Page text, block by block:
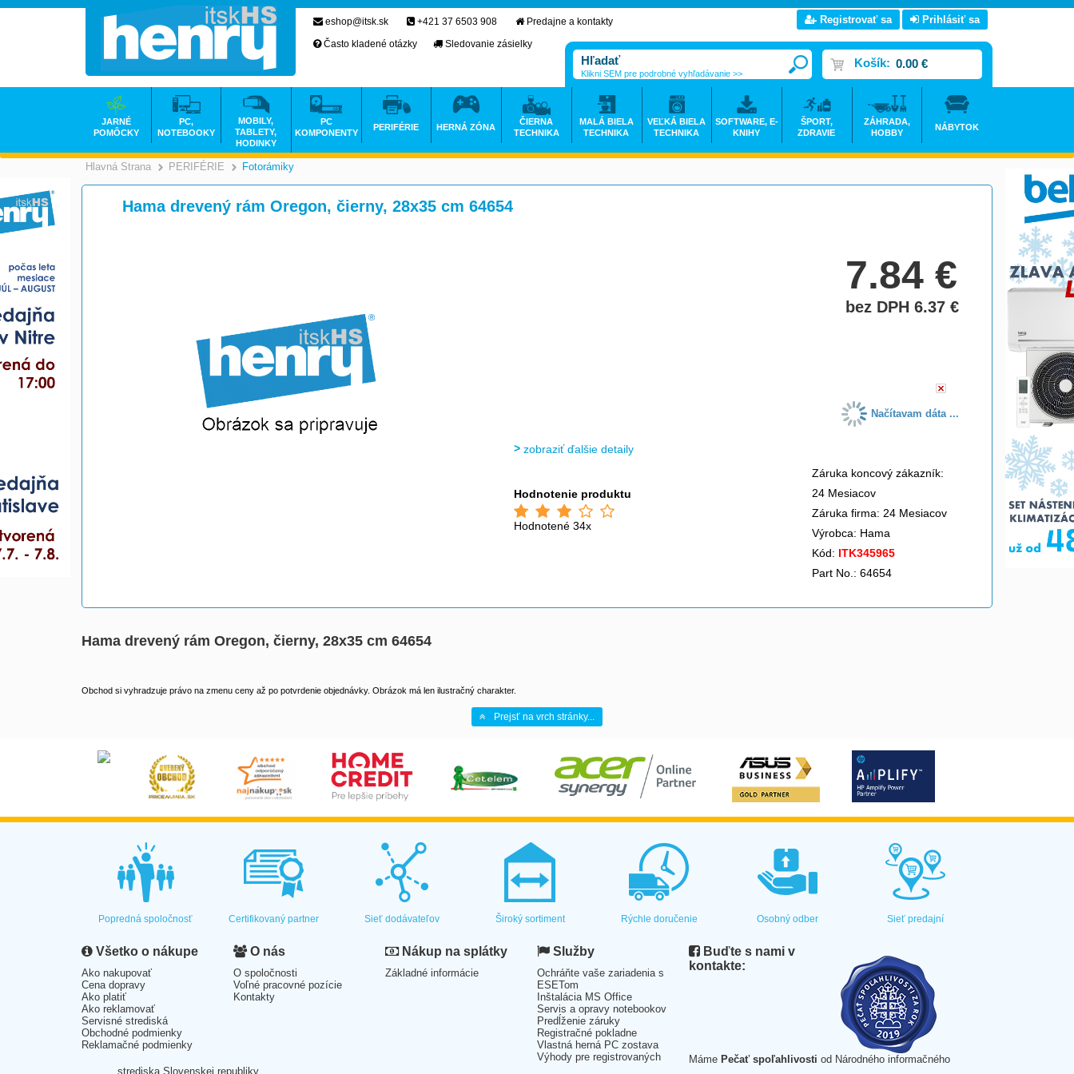
Hlavná Strana >
PERIFÉRIE >
Fotorámiky
Hama drevený rám Oregon, čierny, 28x35 cm 64654
7.84€
bez DPH 6.37€
Načítavam dáta ...
zobraziť ďalšie detaily
Hodnotenie produktu
Hodnotené 34x
Záruka koncový zákazník:
24 Mesiacov
Záruka firma: 24 Mesiacov
Výrobca: Hama
Kód: ITK345965
Part No.: 64654
Hama drevený rám Oregon, čierny, 28x35 cm 64654
Obchod si vyhradzuje právo na zmenu ceny až po potvrdenie objednávky. Obrázok má len ilustračný charakter.
Prejsť na vrch stránky...
eshop@itsk.sk +421 37 6503 908
Predajne a kontakty
Často kladené otázky
Sledovanie zásielky
Registrovať sa Prihlásiť sa
Košík: 0.00 €
Klikni SEM pre podrobné vyhľadávanie >>
JARNÉ
POMÔCKY
PC,
NOTEBOOKY
MOBILY,
TABLETY,
HODINKY
PC
KOMPONENTY
PERIFÉRIE HERNÁ ZÓNA
ČIERNA
TECHNIKA
MALÁ BIELA
TECHNIKA
VEĽKÁ BIELA
TECHNIKA
SOFTWARE, E-
KNIHY
ŠPORT,
ZDRAVIE
ZÁHRADA,
HOBBY
NÁBYTOK
Popredná spoločnosť Certifikovaný partner Sieť dodávateľov Široký sortiment Rýchle doručenie Osobný odber Sieť predajní
Všetko o nákupe
Ako nakupovať
Cena dopravy
Ako platiť
Ako reklamovať
Servisné strediská
Obchodné podmienky
Reklamačné podmienky
O nás
O spoločnosti
Voľné pracovné pozície
Kontakty
Nákup na splátky
Základné informácie
Služby
Ochráňte vaše zariadenia s
ESETom
Inštalácia MS Office
Servis a opravy notebookov
Predĺženie záruky
Registračné pokladne
Vlastná herná PC zostava
Výhody pre registrovaných
Buďte s nami v
kontakte:
Máme Pečať spoľahlivosti od Národného informačného
strediska Slovenskej republiky